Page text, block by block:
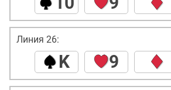
Линия 26:
K 9